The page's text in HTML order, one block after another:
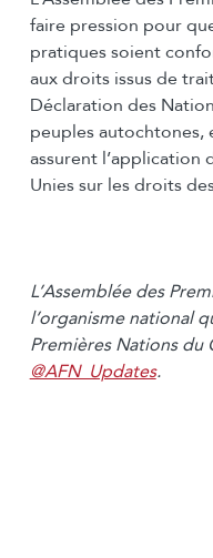
faire pression pour
pratiques soient
aux droits issus de
Déclaration des
peuples autochtones,
assurent l’application
Unies sur les droits
L’Assemblée des
l’organisme national
Premières Nations du
@AFN_Updates.